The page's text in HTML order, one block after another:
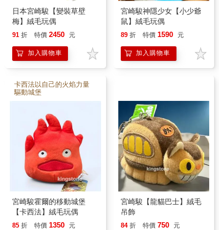
日本宮崎駿【變裝草壁
梅】絨毛玩偶
91 折 特價 2450 元
加入購物車
宮崎駿神隱少女【小少爺
鼠】絨毛玩偶
89 折 特價 1590 元
加入購物車
卡西法以自己的火焰力量
驅動城堡
宮崎駿霍爾的移動城堡
【卡西法】絨毛玩偶
85 折 特價 1350 元
宮崎駿【龍貓巴士】絨毛
吊飾
84 折 特價 750 元